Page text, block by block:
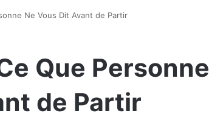
Ne Vous Dit Avant de Partir
Que Personne
de Partir